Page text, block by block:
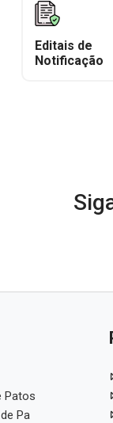
Editais de
Notificação
Patos
Pa